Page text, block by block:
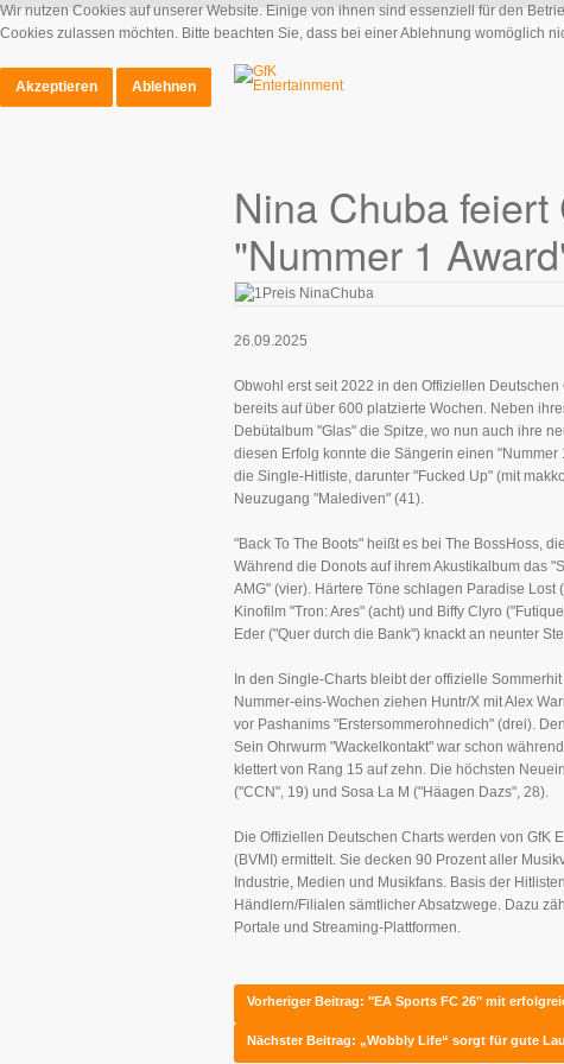
Nina Chuba
"Nummer 1
26.09.2025
Obwohl erst seit 2022 in den Offiziellen
bereits auf über 600 platzierte Wochen. Neben
Debütalbum "Glas" die Spitze, wo nun auch ihre
diesen Erfolg konnte die Sängerin einen
die Single-Hitliste, darunter "Fucked Up" (mit
Neuzugang "Malediven" (41).
"Back To The Boots" heißt es bei The BossHoss,
Während die Donots auf ihrem Akustikalbum das
AMG" (vier). Härtere Töne schlagen Paradise
Kinofilm "Tron: Ares" (acht) und Biffy Clyro
Eder ("Quer durch die Bank") knackt an neunter
In den Single-Charts bleibt der offizielle
Nummer-eins-Wochen ziehen Huntr/X mit Alex
vor Pashanims "Erstersommerohnedich" (drei).
Sein Ohrwurm "Wackelkontakt" war schon
klettert von Rang 15 auf zehn. Die höchsten
("CCN", 19) und Sosa La M ("Häagen Dazs", 28).
Die Offiziellen Deutschen Charts werden von GfK
(BVMI) ermittelt. Sie decken 90 Prozent aller
Industrie, Medien und Musikfans. Basis der
Händlern/Filialen sämtlicher Absatzwege. Dazu
Portale und Streaming-Plattformen.
Vorheriger Beitrag: "EA Sports FC 26" mit
Nächster Beitrag: „Wobbly Life“ sorgt für gute
Wir nutzen Cookies auf unserer Website. Einige von ihnen sind essenziell für den
Cookies zulassen möchten. Bitte beachten Sie, dass bei einer Ablehnung womöglich
Akzeptieren
Ablehnen